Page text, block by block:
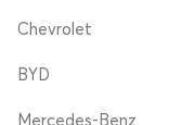
Chevrolet
BYD
Mercedes-Benz